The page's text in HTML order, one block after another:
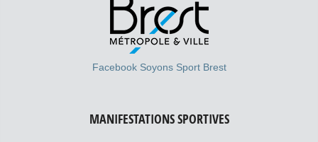
Facebook Soyons Sport Brest
MANIFESTATIONS SPORTIVES